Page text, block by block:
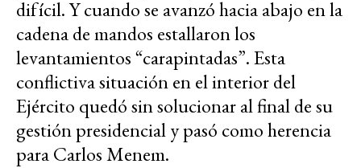
difícil. Y cuando se avanzó hacia abajo en la
cadena de mandos estallaron los
levantamientos “carapintadas”. Esta
conflictiva situación en el interior del
Ejército quedó sin solucionar al final de su
gestión presidencial y pasó como herencia
para Carlos Menem.